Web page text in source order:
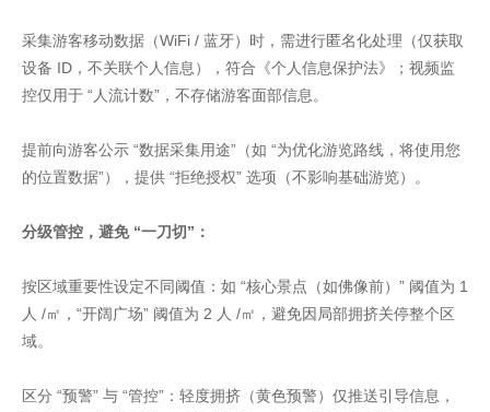
采集游客移动数据（WiFi / 蓝牙）时，需进行匿名化处理（仅获取
设备 ID，不关联个人信息），符合《个人信息保护法》；视频监
控仅用于 “人流计数”，不存储游客面部信息。
提前向游客公示 “数据采集用途”（如 “为优化游览路线，将使用您
的位置数据”），提供 “拒绝授权” 选项（不影响基础游览）。
分级管控，避免 “一刀切”：
按区域重要性设定不同阈值：如 “核心景点（如佛像前）” 阈值为 1
人 /㎡，“开阔广场” 阈值为 2 人 /㎡，避免因局部拥挤关停整个区
域。
区分 “预警” 与 “管控”：轻度拥挤（黄色预警）仅推送引导信息，